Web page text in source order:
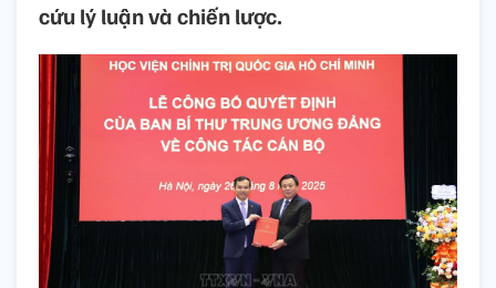
cứu lý luận và chiến lược.